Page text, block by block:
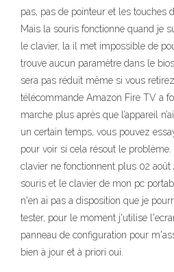
pas, pas de pointeur et les touches
Mais la souris fonctionne quand je
le clavier, la il met impossible de
trouve aucun paramètre dans le
sera pas réduit même si vous
télécommande Amazon Fire TV a
marche plus après que l’appareil
un certain temps, vous pouvez
pour voir si cela résout le problème.
clavier ne fonctionnent plus 02 août
souris et le clavier de mon pc
n'en ai pas a disposition que je
tester, pour le moment j'utilise
panneau de configuration pour
bien à jour et à priori oui.